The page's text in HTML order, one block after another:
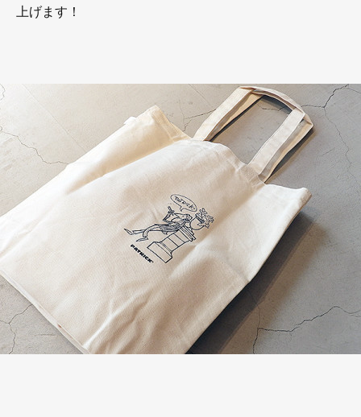
上げます！